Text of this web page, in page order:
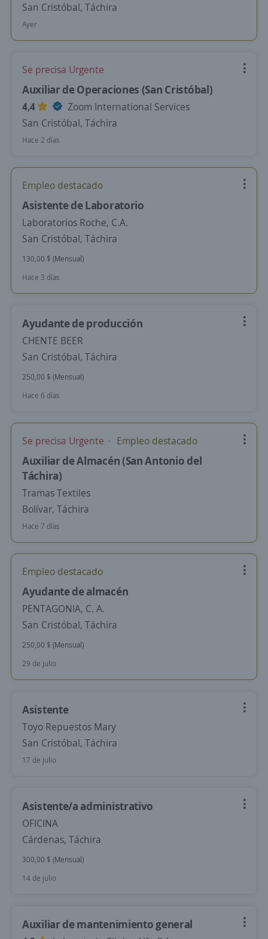
San Cristóbal, Táchira
Ayer
Se precisa Urgente
Auxiliar de Operaciones (San Cristóbal)
4,4
Zoom International Services
San Cristóbal, Táchira
Hace 2 días
Empleo destacado
Asistente de Laboratorio
Laboratorios Roche, C.A.
San Cristóbal, Táchira
130,00 $ (Mensual)
Hace 3 días
Ayudante de producción
CHENTE BEER
San Cristóbal, Táchira
250,00 $ (Mensual)
Hace 6 días
Se precisa Urgente Empleo destacado
Auxiliar de Almacén (San Antonio del
Táchira)
Tramas Textiles
Bolívar, Táchira
Hace 7 días
Empleo destacado
Ayudante de almacén
PENTAGONIA, C. A.
San Cristóbal, Táchira
250,00 $ (Mensual)
29 de julio
Asistente
Toyo Repuestos Mary
San Cristóbal, Táchira
17 de julio
Asistente/a administrativo
OFICINA
Cárdenas, Táchira
300,00 $ (Mensual)
14 de julio
Auxiliar de mantenimiento general